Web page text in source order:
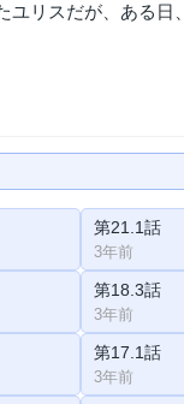
ユリスだが、ある
第21.1話
3年前
第18.3話
3年前
第17.1話
3年前